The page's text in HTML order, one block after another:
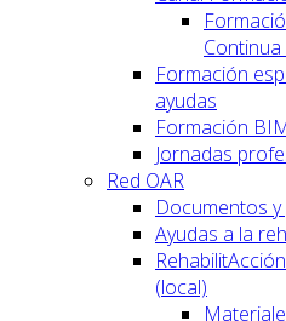
Formación
ayudas
Formación
Jornadas
Red OAR
Documentos y
Ayudas a la
(local)